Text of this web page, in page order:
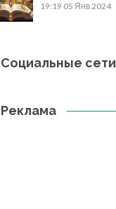
19:19 05 Янв 2024
Социальные сети
Реклама